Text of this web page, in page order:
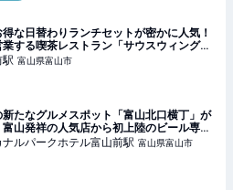
得な日替わりランチセットが密かに人気！
する喫茶レストラン「サウスウィング」
ルディング】 - 週末、金沢。
駅 富山県富山市
たなグルメスポット「富山北口横丁」が
山発祥の人気店から初上陸のビール専門
ふれるグルメが大集結♪【NEW OPEN】 -
ナルパークホテル富山前駅 富山県富山市